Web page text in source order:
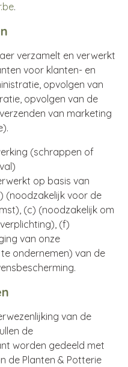
.
verzamelt en verwerkt
voor klanten- en
opvolgen van
opvolgen van de
van marketing
(schrappen of
op basis van
(noodzakelijk voor de
(c) (noodzakelijk om
(f)
van onze
ondernemen) van de
van de
de
worden gedeeld met
de Planten & Potterie